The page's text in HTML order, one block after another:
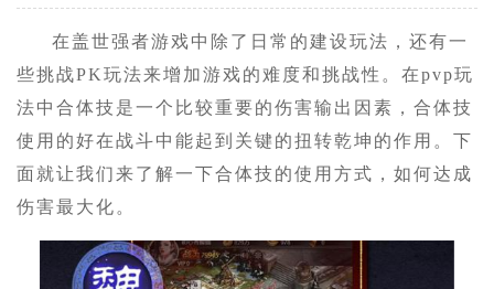
在盖世强者游戏中除了日常的建设玩法，还有一
些挑战PK玩法来增加游戏的难度和挑战性。在pvp玩
法中合体技是一个比较重要的伤害输出因素，合体技
使用的好在战斗中能起到关键的扭转乾坤的作用。下
面就让我们来了解一下合体技的使用方式，如何达成
伤害最大化。